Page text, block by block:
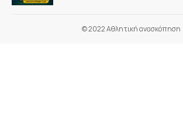
© 2022 Αθλητική ανασκόπηση